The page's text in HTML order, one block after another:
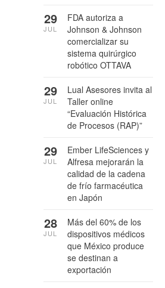
FDA autoriza a
Johnson & Johnson
comercializar su
sistema quirúrgico
robótico OTTAVA
29
JUL
Lual Asesores invita al
Taller online
“Evaluación Histórica
de Procesos (RAP)”
29
JUL
Ember LifeSciences y
Alfresa mejorarán la
calidad de la cadena
de frío farmacéutica
en Japón
29
JUL
Más del 60% de los
dispositivos médicos
que México produce
se destinan a
exportación
28
JUL